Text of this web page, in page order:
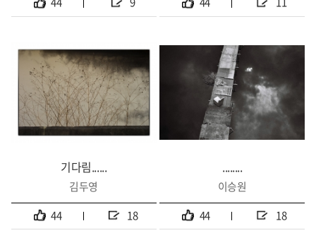
기다림......
김두영
44
18
........
이승원
44
18